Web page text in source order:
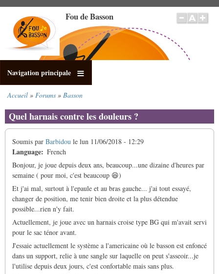
contenu
principal
Fou de Basson
Navigation principale
d'Ariane
Accueil Forums Basson
Quel harnais contre les douleurs ?
Soumis par Barbidou le lun 11/06/2018 - 12:29
Language
French
Bonjour, je joue depuis deux ans, beaucoup...une dizaine d'heures par
semaine ( pour moi, c'est beaucoup 😆)
Et j'ai mal, surtout à l'epaule et au bras gauche... j'ai tout essayé,
changer de position, me tenir bien droite et la plus détendue
possible...rien n'y fait.
Actuellement, je joue avec un harnais croise type BG qui m'avait servi
pour le sac ténor avant.
J'essaie actuellement le système a l'americaine où le basson est enfoncé
dans un support, relie à une sangle sur laquelle on peut s'asseoir...je
l'utilise depuis deux jours, c'est confortable mais sans plus.